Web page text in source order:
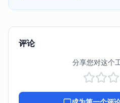
评论
分享您对这个